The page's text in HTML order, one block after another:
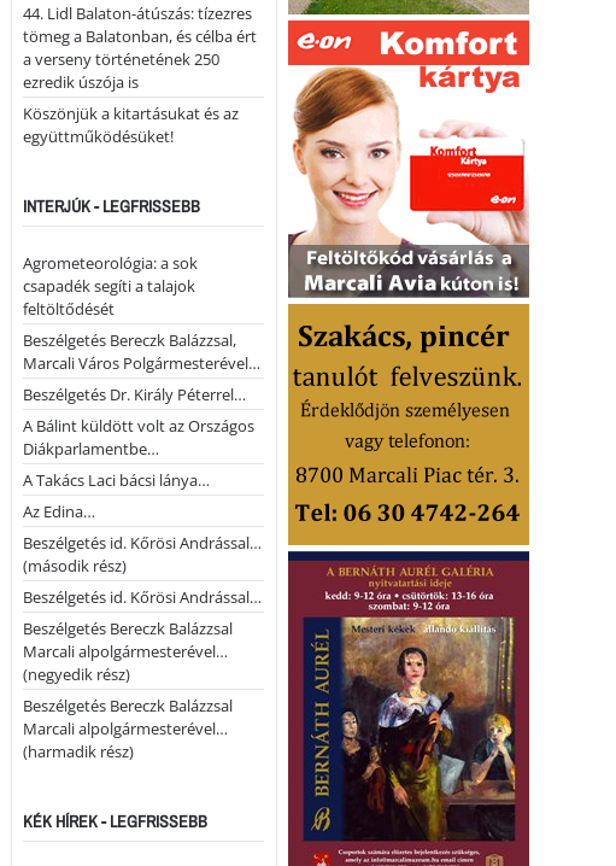
44. Lidl Balaton-átúszás: tízezres
tömeg a Balatonban, és célba ért
a verseny történetének 250
ezredik úszója is
Köszönjük a kitartásukat és az
együttműködésüket!
INTERJÚK - LEGFRISSEBB
Agrometeorológia: a sok
csapadék segíti a talajok
feltöltődését
Beszélgetés Bereczk Balázzsal,
Marcali Város Polgármesterével…
Beszélgetés Dr. Király Péterrel…
A Bálint küldött volt az Országos
Diákparlamentbe…
A Takács Laci bácsi lánya…
Az Edina…
Beszélgetés id. Kőrösi Andrással…
(második rész)
Beszélgetés id. Kőrösi Andrással…
Beszélgetés Bereczk Balázzsal
Marcali alpolgármesterével…
(negyedik rész)
Beszélgetés Bereczk Balázzsal
Marcali alpolgármesterével…
(harmadik rész)
KÉK HÍREK - LEGFRISSEBB